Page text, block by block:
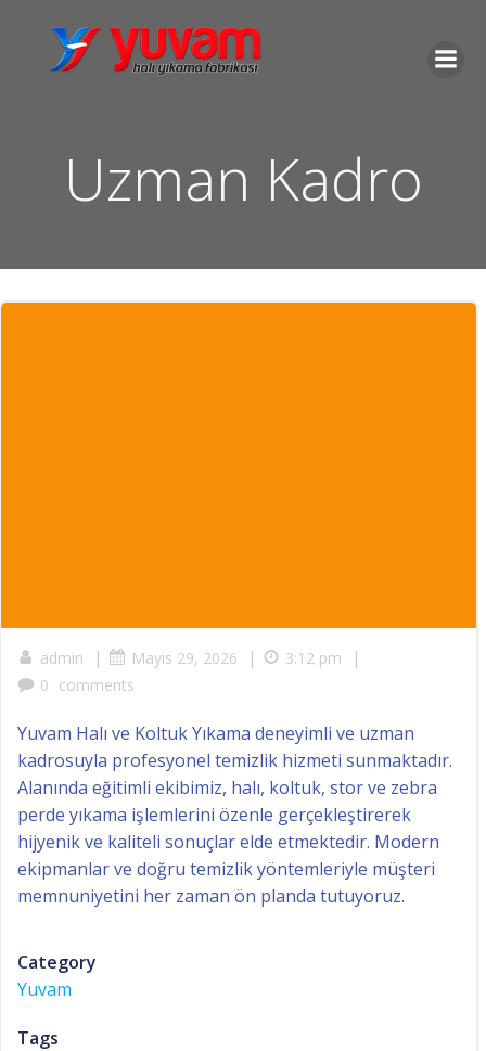
geç
Uzman Kadro
admin | Mayıs 29, 2026 | 3:12 pm |
0 comments
Yuvam Halı ve Koltuk Yıkama deneyimli ve uzman
kadrosuyla profesyonel temizlik hizmeti sunmaktadır.
Alanında eğitimli ekibimiz, halı, koltuk, stor ve zebra
perde yıkama işlemlerini özenle gerçekleştirerek
hijyenik ve kaliteli sonuçlar elde etmektedir. Modern
ekipmanlar ve doğru temizlik yöntemleriyle müşteri
memnuniyetini her zaman ön planda tutuyoruz.
Category
Yuvam
Tags